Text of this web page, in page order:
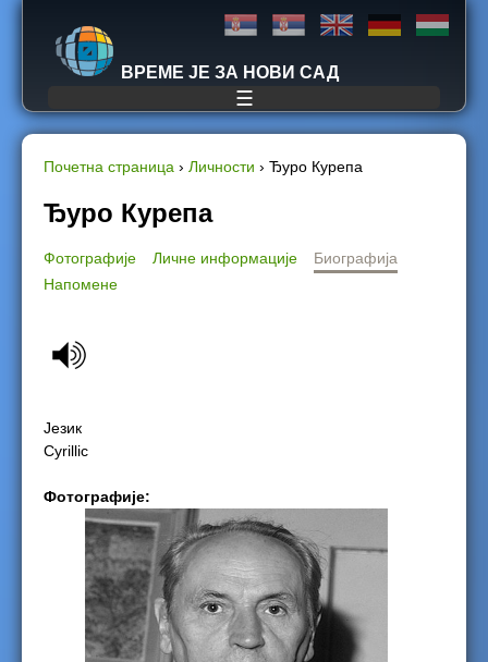
Jump to navigation
ВРЕМЕ ЈЕ ЗА НОВИ САД
☰
Y
o
u
e
Почетна страница › Личности › Ђуро Курепа
Ђуро Курепа
Фотографије Личне информације
Биографија
Напомене
Језик
Cyrillic
Фотографије: